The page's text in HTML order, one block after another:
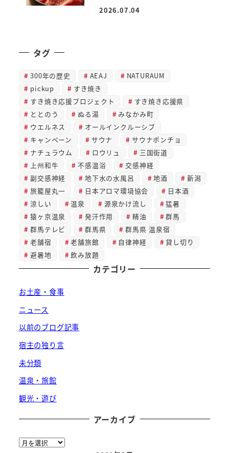
投稿日
2026.07.04
タグ
300年の歴史 AEAJ
NATURAUM
pickup
すき焼き
すき焼き応援プロジェクト
すき焼き応援県
ととのう
ぬる湯
みなかみ町
ウエルネス
オールインクルーシブ
キャンペーン
サウナ
サウナポンチョ
ナチュラウム
ロウリュ
三国街道
上州和牛
不感温浴
交感神経
副交感神経
地下水の水風呂 地酒
新潟
旅籠屋丸一
日本アロマ環境協会
日本酒
涼しい
温泉 源泉かけ流し
猛暑
猿ヶ京温泉
発汗作用 精油
群馬
群馬テレビ
群馬県
群馬県 温泉宿
老舗宿
老舗旅館 自律神経
貸し切り
避暑地
飲み放題
カテゴリー
お土産・食事
ニュース
以前のブログ記事
宿主の独り言
未分類
温泉・旅館
観光・遊び
アーカイブ
ア